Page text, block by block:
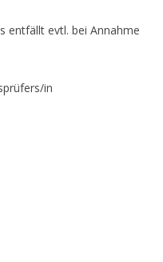
entfällt evtl. bei Annahme
in